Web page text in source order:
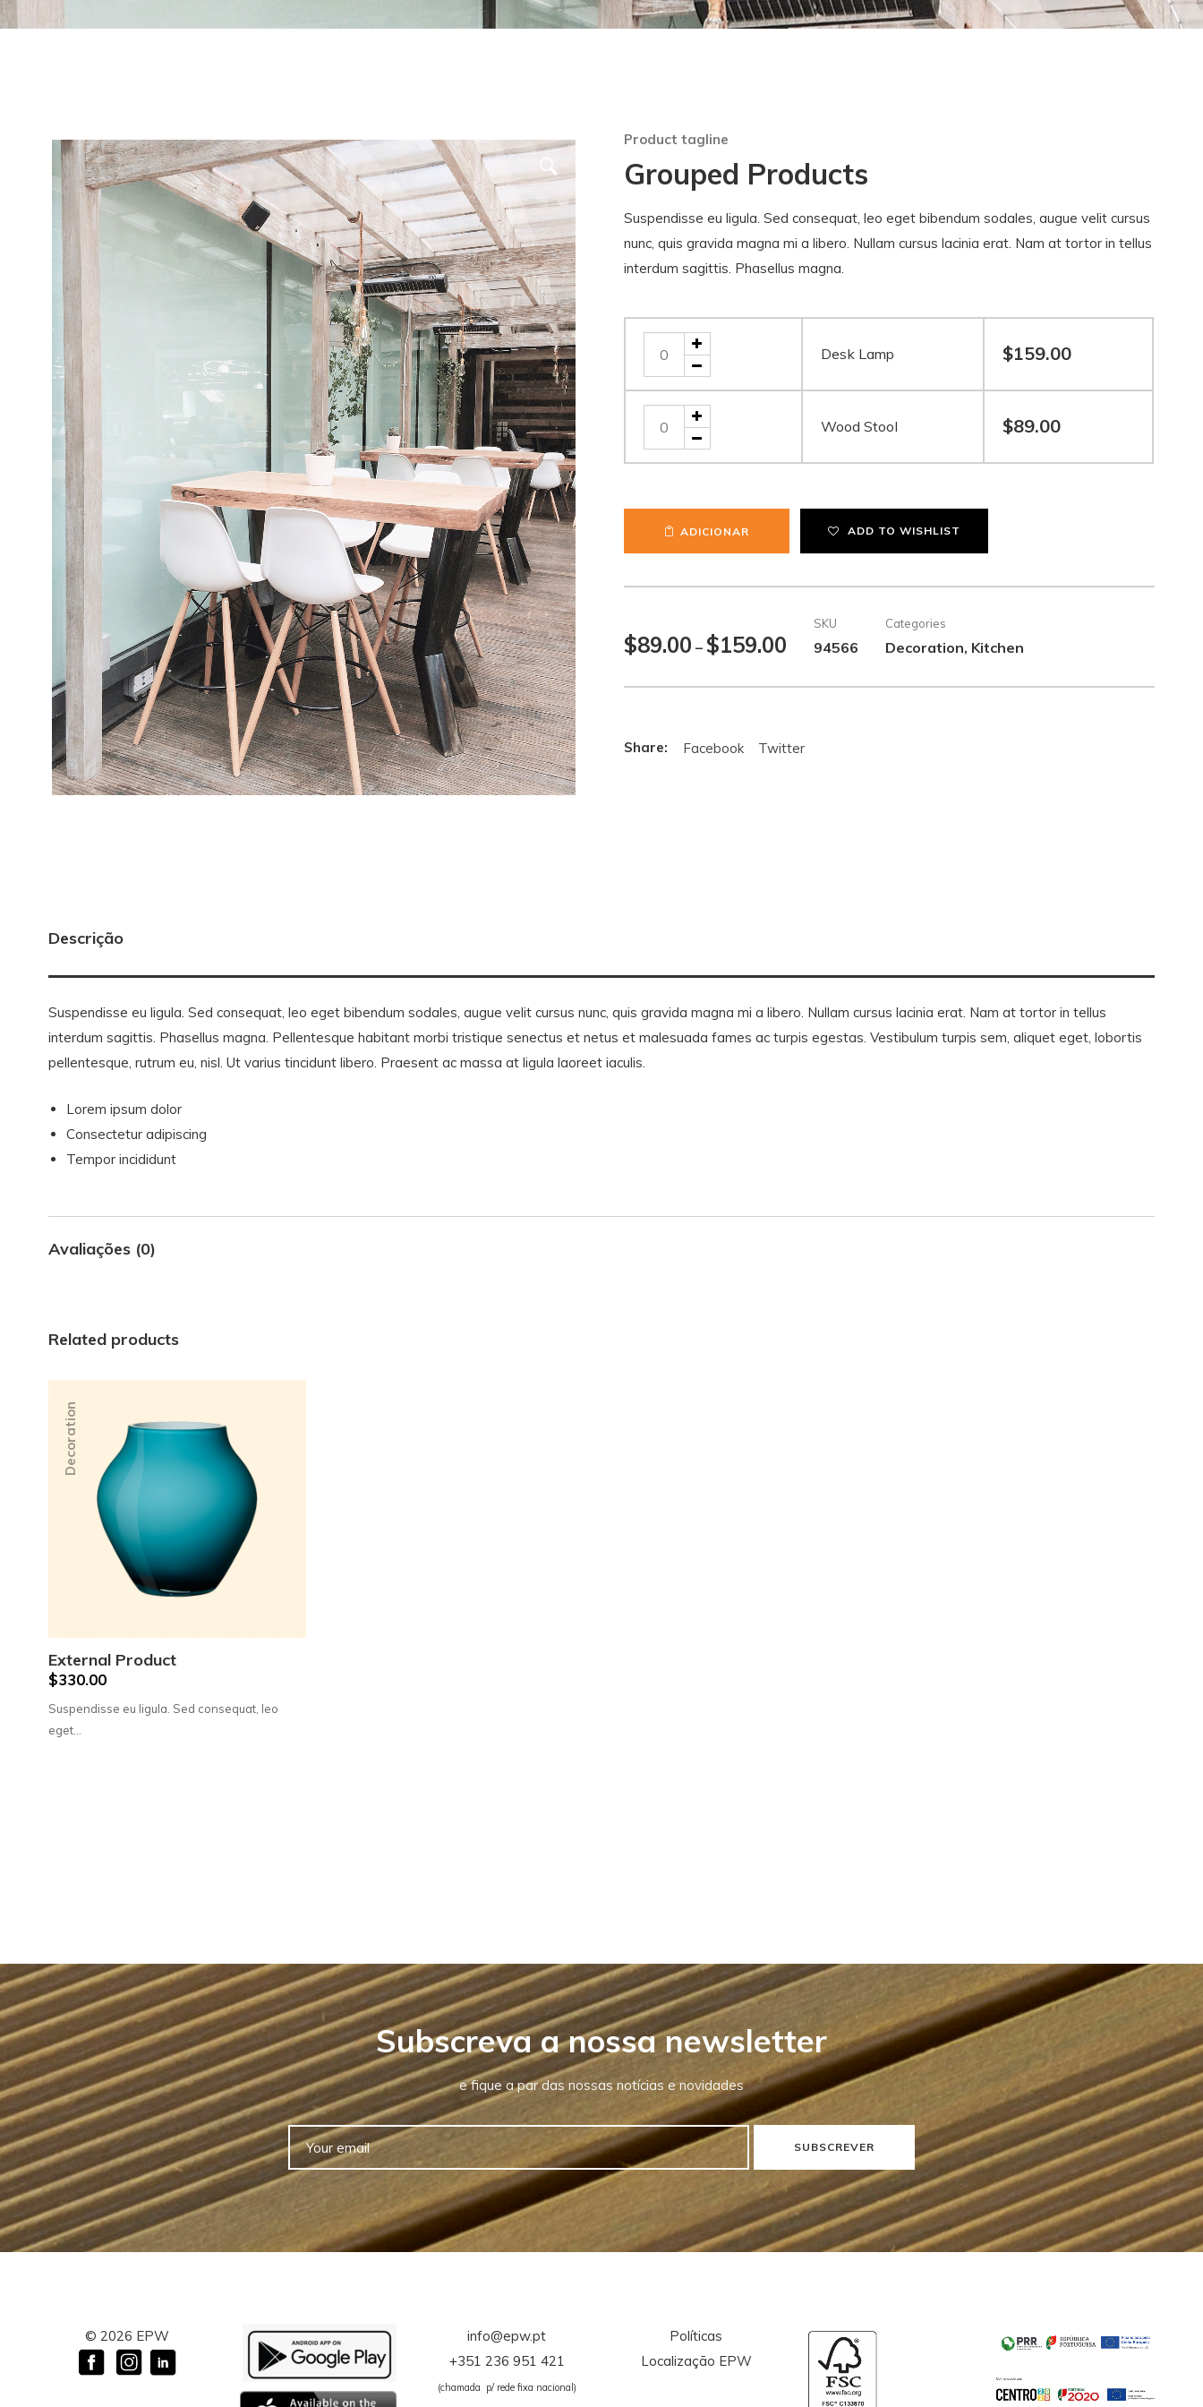
Product tagline
Grouped Products
Suspendisse eu ligula. Sed consequat, leo eget bibendum sodales, augue velit cursus
nunc, quis gravida magna mi a libero. Nullam cursus lacinia erat. Nam at tortor in tellus
interdum sagittis. Phasellus magna.
Quantidade
de
Desk
Lamp
Desk Lamp $159.00
Quantidade
de
Stool
Wood Stool $89.00
ADICIONAR ADD TO WISHLIST
$89.00 – $159.00Price
range:
SKU
94566
Categories
Decoration, Kitchen
Facebook Twitter
Descrição
Suspendisse eu ligula. Sed consequat, leo eget bibendum sodales, augue velit cursus nunc, quis gravida magna mi a libero. Nullam cursus lacinia erat. Nam at tortor in tellus
interdum sagittis. Phasellus magna. Pellentesque habitant morbi tristique senectus et netus et malesuada fames ac turpis egestas. Vestibulum turpis sem, aliquet eget, lobortis
pellentesque, rutrum eu, nisl. Ut varius tincidunt libero. Praesent ac massa at ligula laoreet iaculis.
Lorem ipsum dolor
Consectetur adipiscing
Tempor incididunt
Avaliações (0)
Related products
Decoration
External Product
$330.00
Suspendisse eu ligula. Sed consequat, leo
eget…
Subscreva a nossa newsletter
e fique a par das nossas notícias e novidades
SUBSCREVER
©2026 EPW
info@epw.pt
+351 236 951 421
(chamada p/ rede fixa nacional)
Políticas
Localização EPW